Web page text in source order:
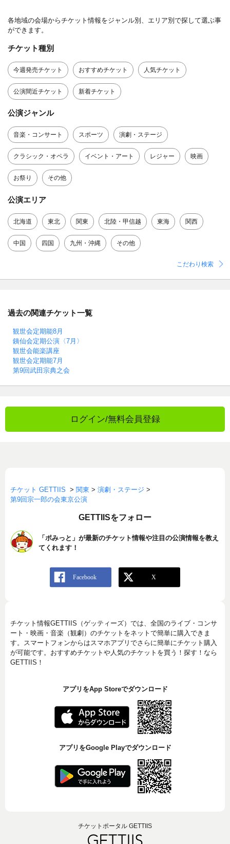
各地域の会場からチケット情報をジャンル別、エリア別で探して選ぶ事
ができます。
チケット種別
今週発売チケット おすすめチケット 人気チケット
公演間近チケット 新着チケット
公演ジャンル
音楽・コンサート スポーツ 演劇・ステージ
クラシック・オペラ イベント・アート レジャー 映画
お祭り その他
公演エリア
北海道 東北 関東 北陸・甲信越 東海 関西
中国 四国 九州・沖縄 その他
こだわり検索
過去の関連チケット一覧
観世会定期能8月
銕仙会定期公演〈7月〉
観世会能楽講座
観世会定期能7月
第9回武田宗典之会
ログイン/無料会員登録
チケット GETTIIS > 関東 > 演劇・ステージ >
第9回宗一郎の会東京公演
GETTIISをフォロー
「ポみっと」が最新のチケット情報や注目の公演情報を教え
てくれます！
チケット情報GETTIIS（ゲッティーズ）では、全国のライブ・コンサ
ート・映画・音楽（観劇）のチケットをネットで簡単に購入できま
す。スマートフォンからはスマホアプリでさらに簡単にチケット購入
が可能です。おすすめチケットや人気のチケットを買う！探す！なら
GETTIIS！
アプリをApp Storeでダウンロード
アプリをGoogle Playでダウンロード
チケットポータル GETTIIS